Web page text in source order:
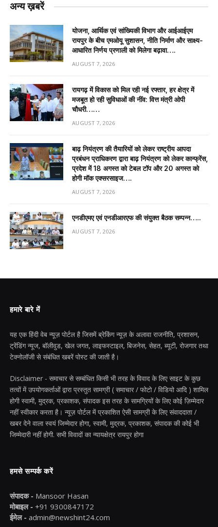
अन्य ख़बरें
योजना, आर्थिक एवं सांख्यिकी विभाग और आईआईएम
रायपुर के बीच एमओयू सुशासन, नीति निर्माण और साक्ष्य-
आधारित निर्णय प्रणाली को मिलेगा बढ़ावा….
AUGUST 7, 2026
रायगढ़ में विकास को मिल रही नई रफ्तार, हर क्षेत्र में
मजबूत हो रही सुविधाओं की नींव: वित्त मंत्री ओपी
चौधरी……
AUGUST 7, 2026
बाढ़ नियंत्रण की तैयारियों को लेकर राष्ट्रीय आपदा
प्रबंधन प्राधिकरण द्वारा बाढ़ नियंत्रण को लेकर कान्फ्रेंस,
प्रदेश में 18 अगस्त को टेबल टॉप और 20 अगस्त को
होगी मॉक एक्सरसाइज….
AUGUST 7, 2026
एनडीएमए एवं एनडीआरएफ की संयुक्त बैठक सम्पन्न…..
AUGUST 7, 2026
हमारे बारे में
यह एक हिंदी वेब न्यूज़ पोर्टल है जिसमें ब्रेकिंग न्यूज़ के अलावा राजनीति, प्रशासन,
ट्रेंडिंग न्यूज, बॉलीवुड, खेल जगत, लाइफस्टाइल, बिजनेस, सेहत, ब्यूटी, रोजगार तथा
टेक्नोलॉजी से संबंधित खबरें पोस्ट की जाती है।
Disclaimer - समाचार से सम्बंधित किसी भी तरह के विवाद के लिए साइट के कुछ
तत्वों में उपयोगकर्ताओं द्वारा प्रस्तुत सामग्री ( समाचार / फोटो / विडियो आदि ) शामिल
होगी स्वामी, मुद्रक, प्रकाशक, संपादक इस तरह के सामग्रियों के लिए कोई ज़िम्मेदार
नहीं स्वीकार करता है। न्यूज़ पोर्टल में प्रकाशित ऐसी सामग्री के लिए संवाददाता /
खबर देने वाला स्वयं जिम्मेदार होगा, स्वामी, मुद्रक, प्रकाशक, संपादक की कोई भी
जिम्मेदारी नहीं होगी. सभी विवादों का न्यायक्षेत्र रायपुर होगा
हमसे सम्पर्क करें
संपादक - Mansoor Hasan
मोबाइल - +91 9300847172
ईमेल - admin@newshint24.com